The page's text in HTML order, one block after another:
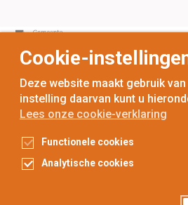
voorinwoners,met
Toegankelijkheidsverklaring
Gegevensbescherming
Cookie-
Deze website maakt gebruik
instelling daarvan kunt u
Lees onze cookie-verklaring
Functionele cookies
Analytische cookies